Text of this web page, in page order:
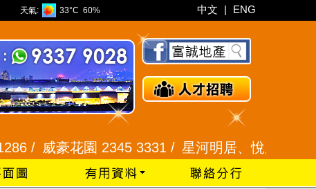
天氣: 33°C 60% 中文 | ENG
威豪花園 2345 3331 /星河明居、悅庭軒 2116